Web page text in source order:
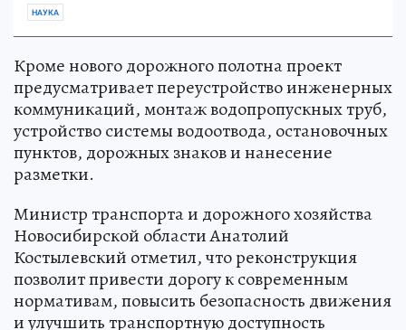
НАУКА
Кроме нового дорожного полотна проект
предусматривает переустройство инженерных
коммуникаций, монтаж водопропускных труб,
устройство системы водоотвода, остановочных
пунктов, дорожных знаков и нанесение
разметки.
Министр транспорта и дорожного хозяйства
Новосибирской области Анатолий
Костылевский отметил, что реконструкция
позволит привести дорогу к современным
нормативам, повысить безопасность движения
и улучшить транспортную доступность